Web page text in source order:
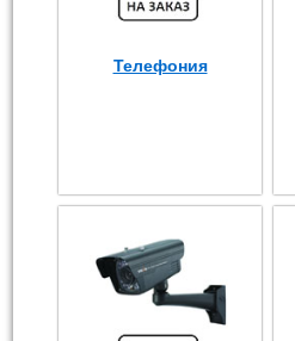
Телефония